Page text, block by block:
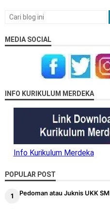
MEDIA SOCIAL
INFO KURIKULUM MERDEKA
Info Kurikulum Merdeka
POPULAR POST
Pedoman atau Juknis UKK